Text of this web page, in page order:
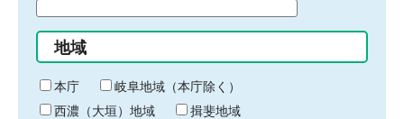
始
り
間
終
わ
り
地域
本庁
岐阜地域（本庁除く）
西濃（大垣）地域
揖斐地域